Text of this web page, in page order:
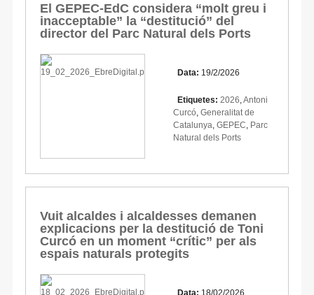
El GEPEC-EdC considera “molt greu i
inacceptable” la “destitució” del
director del Parc Natural dels Ports
Data: 19/2/2026
Etiquetes: 2026 Antoni
Curcó Generalitat de
Catalunya GEPEC Parc
Natural dels Ports
Vuit alcaldes i alcaldesses demanen
explicacions per la destitució de Toni
Curcó en un moment “crític” per als
espais naturals protegits
Data: 18/02/2026